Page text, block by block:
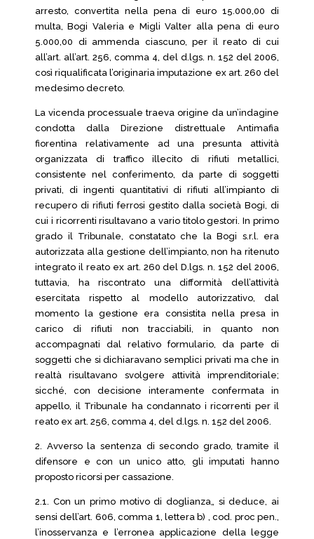
arresto, convertita nella pena di euro 15.000,00 di
multa, Bogi Valeria e Migli Valter alla pena di euro
5.000,00 di ammenda ciascuno, per il reato di cui
all’art. all’art. 256, comma 4, del d.lgs. n. 152 del 2006,
così riqualificata l’originaria imputazione ex art. 260 del
medesimo decreto.
La vicenda processuale traeva origine da un’indagine
condotta dalla Direzione distrettuale Antimafia
fiorentina relativamente ad una presunta attività
organizzata di traffico illecito di rifiuti metallici,
consistente nel conferimento, da parte di soggetti
privati, di ingenti quantitativi di rifiuti all’impianto di
recupero di rifiuti ferrosi gestito dalla società Bogi, di
cui i ricorrenti risultavano a vario titolo gestori. In primo
grado il Tribunale, constatato che la Bogi s.r.l. era
autorizzata alla gestione dell’impianto, non ha ritenuto
integrato il reato ex art. 260 del D.lgs. n. 152 del 2006,
tuttavia, ha riscontrato una difformità dell’attività
esercitata rispetto al modello autorizzativo, dal
momento la gestione era consistita nella presa in
carico di rifiuti non tracciabili, in quanto non
accompagnati dal relativo formulario, da parte di
soggetti che si dichiaravano semplici privati ma che in
realtà risultavano svolgere attività imprenditoriale;
sicché, con decisione interamente confermata in
appello, il Tribunale ha condannato i ricorrenti per il
reato ex art. 256, comma 4, del d.lgs. n. 152 del 2006.
2. Avverso la sentenza di secondo grado, tramite il
difensore e con un unico atto, gli imputati hanno
proposto ricorsi per cassazione.
2.1. Con un primo motivo di doglianza„ si deduce, ai
sensi dell’art. 606, comma 1, lettera b) , cod. proc pen.,
l’inosservanza e l’erronea applicazione della legge